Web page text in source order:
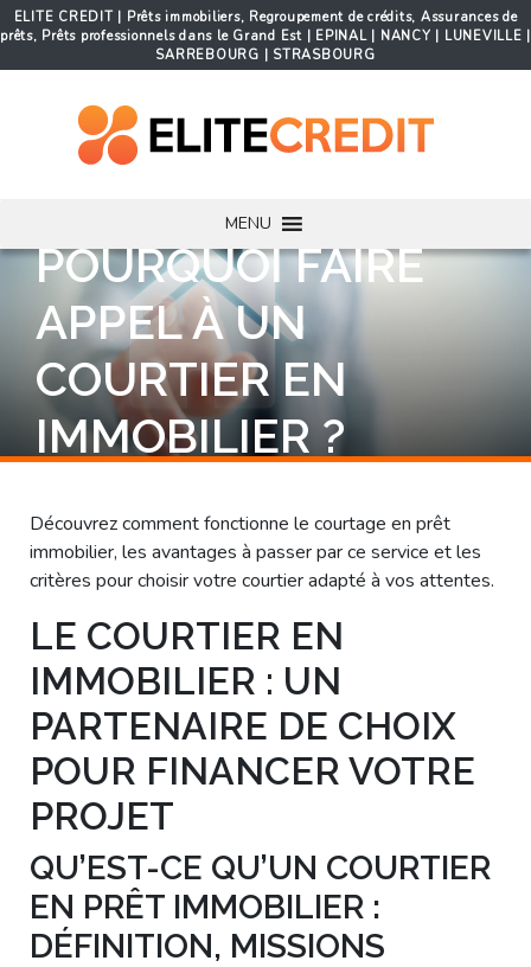
ELITE CREDIT | Prêts immobiliers, Regroupement de crédits, Assurances de
prêts, Prêts professionnels dans le Grand Est | EPINAL | NANCY | LUNEVILLE |
SARREBOURG | STRASBOURG
MENU
POURQUOI FAIRE
APPEL À UN
COURTIER EN
IMMOBILIER ?
Découvrez comment fonctionne le courtage en prêt
immobilier, les avantages à passer par ce service et les
critères pour choisir votre courtier adapté à vos attentes.
LE COURTIER EN
IMMOBILIER : UN
PARTENAIRE DE CHOIX
POUR FINANCER VOTRE
PROJET
QU’EST-CE QU’UN COURTIER
EN PRÊT IMMOBILIER :
DÉFINITION, MISSIONS